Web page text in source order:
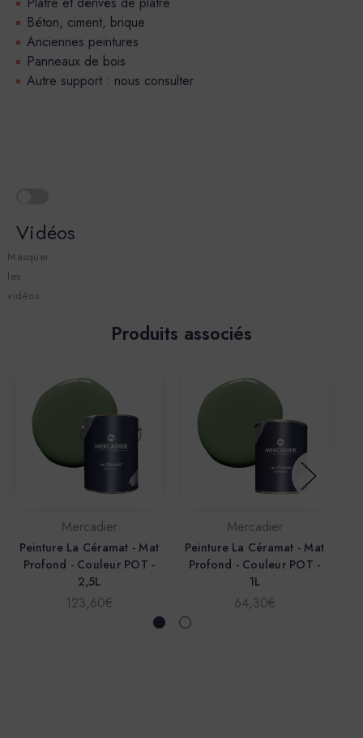
Béton, ciment, brique
Anciennes peintures
Panneaux de bois
Autre support : nous consulter
Vidéos
Masquer
les
vidéos
Produits associés
Mercadier
Peinture La Céramat - Mat
Profond - Couleur POT -
2,5L
123,60€
Mercadier
Peinture La Céramat - Mat
Profond - Couleur POT -
1L
64,30€